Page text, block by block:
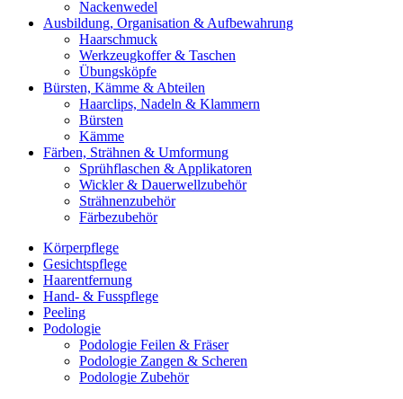
Nackenwedel
Ausbildung, Organisation & Aufbewahrung
Haarschmuck
Werkzeugkoffer & Taschen
Übungsköpfe
Bürsten, Kämme & Abteilen
Haarclips, Nadeln & Klammern
Bürsten
Kämme
Färben, Strähnen & Umformung
Sprühflaschen & Applikatoren
Wickler & Dauerwellzubehör
Strähnenzubehör
Färbezubehör
Körperpflege
Gesichtspflege
Haarentfernung
Hand- & Fusspflege
Peeling
Podologie
Podologie Feilen & Fräser
Podologie Zangen & Scheren
Podologie Zubehör